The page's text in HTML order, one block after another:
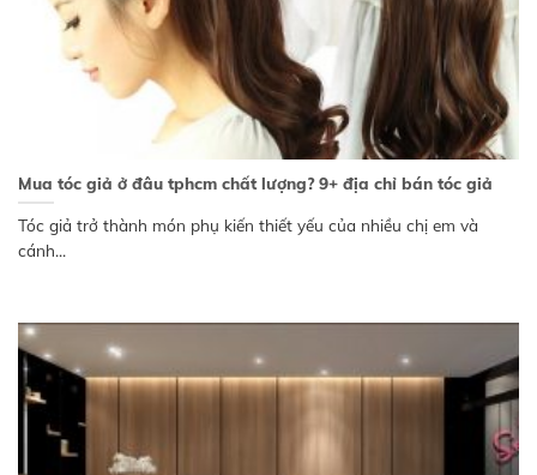
Mua tóc giả ở đâu tphcm chất lượng? 9+ địa chỉ bán tóc giả
Tóc giả trở thành món phụ kiến thiết yếu của nhiều chị em và
cánh...